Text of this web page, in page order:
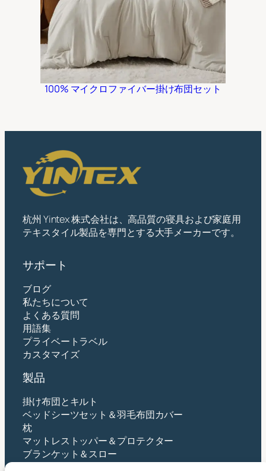
100% マイクロファイバー掛け布団セット
杭州 Yintex 株式会社は、高品質の寝具および家庭用
テキスタイル製品を専門とする大手メーカーです。
サポート
ブログ
私たちについて
よくある質問
用語集
プライベートラベル
カスタマイズ
製品
掛け布団とキルト
ベッドシーツセット＆羽毛布団カバー
枕
マットレストッパー＆プロテクター
ブランケット＆スロー